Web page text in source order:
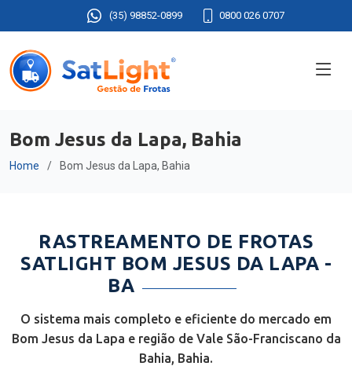
(35) 98852-0899 0800 026 0707
Bom Jesus da Lapa, Bahia
Home Bom Jesus da Lapa, Bahia
RASTREAMENTO DE FROTAS
SATLIGHT BOM JESUS DA LAPA -
BA
O sistema mais completo e eficiente do mercado em
Bom Jesus da Lapa e região de Vale São-Franciscano da
Bahia, Bahia.